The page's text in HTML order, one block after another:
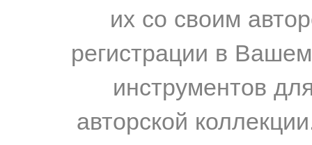
их со своим
регистрации в
инструментов
авторской